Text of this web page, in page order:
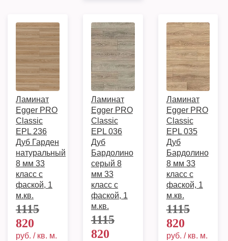
Ламинат
Egger PRO
Classic
EPL 236
Дуб Гарден
натуральный
8 мм 33
класс c
фаской, 1
м.кв.
1115
820
руб. / кв. м.
Ламинат
Egger PRO
Classic
EPL 036
Дуб
Бардолино
серый 8
мм 33
класс c
фаской, 1
м.кв.
1115
820
Ламинат
Egger PRO
Classic
EPL 035
Дуб
Бардолино
8 мм 33
класс c
фаской, 1
м.кв.
1115
820
руб. / кв. м.